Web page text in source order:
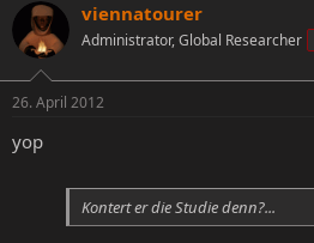
viennatourer
Administrator, Global Researcher
26. April 2012
yop
Kontert er die Studie denn?...